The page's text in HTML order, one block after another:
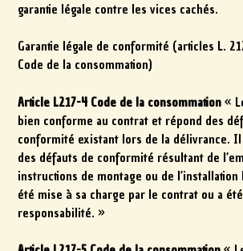
garantie légale contre les vices cachés.
Garantie légale de conformité (articles L.
Code de la consommation)
Article L217-4 Code de la consommation«
bien conforme au contrat et répond des
conformité existant lors de la délivrance.
des défauts de conformité résultant de
instructions de montage ou de
été mise à sa charge par le contrat ou a
responsabilité. »